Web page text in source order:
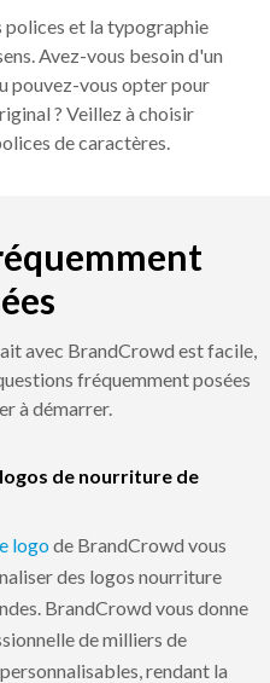
polices et la typographie
Avez-vous besoin d'un
pouvez-vous opter pour
? Veillez à choisir
de caractères.
avec BrandCrowd est facile,
fréquemment posées
à démarrer.
de nourriture de
logode BrandCrowd vous
des logos nourriture
BrandCrowd vous donne
de milliers de
rendant la